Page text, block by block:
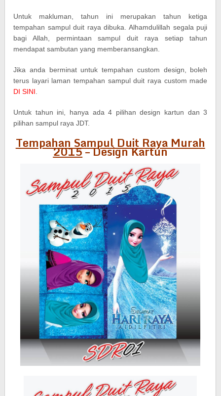
Untuk makluman, tahun ini merupakan tahun ketiga
tempahan sampul duit raya dibuka. Alhamdulillah segala puji
bagi Allah, permintaan sampul duit raya setiap tahun
mendapat sambutan yang memberansangkan.
Jika anda berminat untuk tempahan custom design, boleh
terus layari laman tempahan sampul duit raya custom made
DI SINI
Untuk tahun ini, hanya ada 4 pilihan design kartun dan 3
pilihan sampul raya JDT.
Tempahan Sampul Duit Raya Murah
2015– Design Kartun